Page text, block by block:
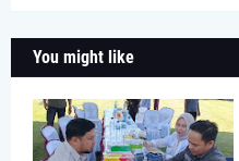
You might like